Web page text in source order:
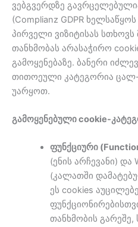
ვებგვერდზე
(Complianz GDPR
პირველი ვიზიტისას
თანხმობას არასაჭირო
გამოყენებაზე. ბანერი
თითოეული კატეგორია
უარყოთ.
გამოყენებული cookie-
ფუნქციური
(ენის არჩევანი) და
(კალათში
ეს cookies
თანხმობის